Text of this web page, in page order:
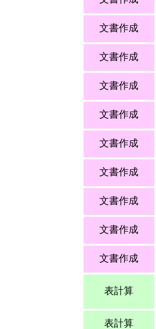
文書作成
文書作成
文書作成
文書作成
文書作成
文書作成
文書作成
文書作成
文書作成
表計算
表計算